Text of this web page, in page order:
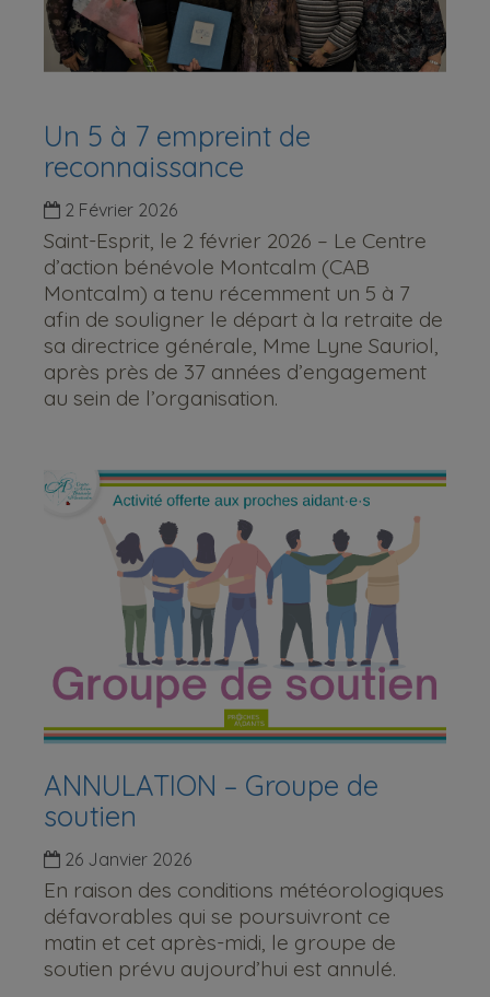
Un 5 à 7 empreint de
reconnaissance
2 Février 2026
Saint-Esprit, le 2 février 2026 – Le Centre
d’action bénévole Montcalm (CAB
Montcalm) a tenu récemment un 5 à 7
afin de souligner le départ à la retraite de
sa directrice générale, Mme Lyne Sauriol,
après près de 37 années d’engagement
au sein de l’organisation.
ANNULATION – Groupe de
soutien
26 Janvier 2026
En raison des conditions météorologiques
défavorables qui se poursuivront ce
matin et cet après-midi, le groupe de
soutien prévu aujourd’hui est annulé.